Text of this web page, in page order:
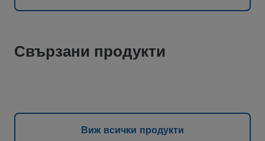
Свързани продукти
Виж всички продукти